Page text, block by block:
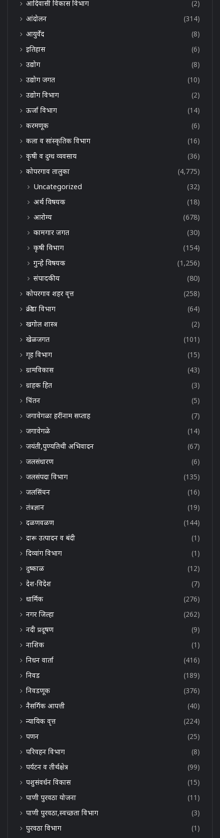
आदिवासी विकास विभाग
(2)
आंदोलन
(314)
आयुर्वेद
(8)
इतिहास
(6)
उद्योग
(8)
उद्योग जगत
(10)
उद्योग विभाग
(2)
ऊर्जा विभाग
(14)
करमणूक
(6)
कला व सांस्कृतिक विभाग
(16)
कृषी व दुग्ध व्यवसाय
(36)
कोपरगाव तालुका
(4,775)
Uncategorized
(32)
अर्थ विषयक
(18)
आरोग्य
(678)
कामगार जगत
(30)
कृषी विभाग
(154)
गुन्हे विषयक
(1,256)
संपादकीय
(80)
कोपरगाव शहर वृत्त
(258)
क्रीडा विभाग
(64)
खगोल शास्त्र
(2)
खेळजगत
(101)
गृह विभाग
(15)
ग्रामविकास
(43)
ग्राहक हित
(3)
चिंतन
(5)
जगावेगळा हरींनाम सप्ताह
(7)
जगावेगळे
(14)
जयंती,पुण्यतिथी अभिवादन
(67)
जलसंधारण
(6)
जलसंपदा विभाग
(135)
जलसिंचन
(16)
तंत्रज्ञान
(19)
दळणवळण
(144)
दारू उत्पादन व बंदी
(1)
दिव्यांग विभाग
(1)
दुष्काळ
(12)
देश-विदेश
(7)
धार्मिक
(276)
नगर जिल्हा
(262)
नदी प्रदूषण
(9)
नाशिक
(1)
निधन वार्ता
(416)
निवड
(189)
निवडणूक
(376)
नैसर्गिक आपत्ती
(40)
न्यायिक वृत्त
(224)
पणन
(25)
परिवहन विभाग
(8)
पर्यटन व तीर्थक्षेत्र
(99)
पशुसंवर्धन विकास
(15)
पाणी पुरवठा योजना
(11)
पाणी पुरवठा,स्वच्छता विभाग
(3)
पुरवठा विभाग
(1)